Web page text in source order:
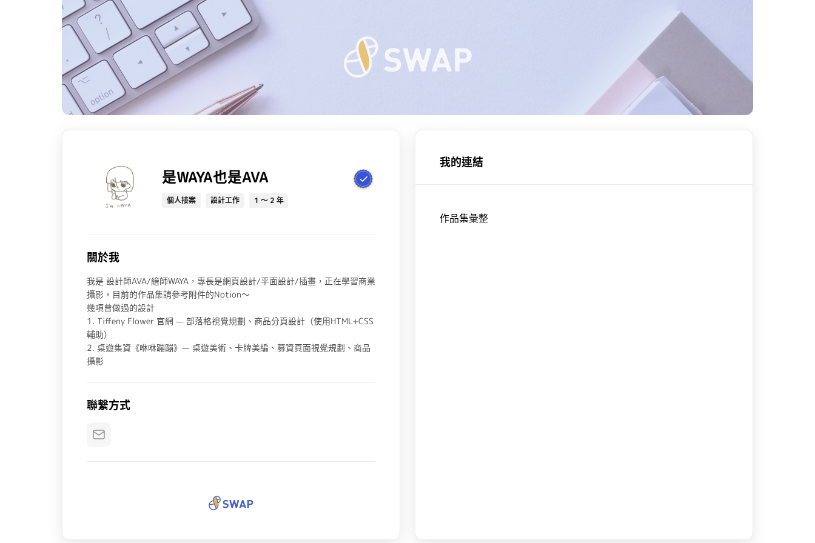
是WAYA也是AVA
個人接案 設計工作 1 ～ 2 年
關於我
我是 設計師AVA/繪師WAYA，專長是網頁設計/平面設計/插畫，正在學習商業
攝影，目前的作品集請參考附件的Notion～
幾項曾做過的設計
1. Tiffeny Flower 官網 — 部落格視覺規劃、商品分頁設計（使用HTML+CSS
輔助）
2. 桌遊集資《咻咻蹦蹦》— 桌遊美術、卡牌美編、募資頁面視覺規劃、商品
攝影
聯繫方式
我的連結
作品集彙整